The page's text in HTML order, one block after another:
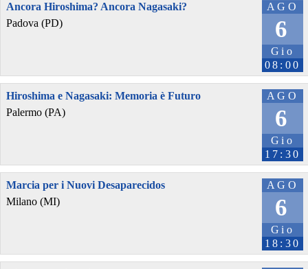
AGO
6
Gio
08:00
Ancora Hiroshima? Ancora Nagasaki?
Padova (PD)
AGO
6
Gio
17:30
Hiroshima e Nagasaki: Memoria è Futuro
Palermo (PA)
AGO
6
Gio
18:30
Marcia per i Nuovi Desaparecidos
Milano (MI)